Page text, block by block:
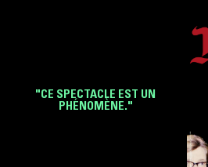
"CE SPECTACLE EST UN
PHÉNOMÈNE."